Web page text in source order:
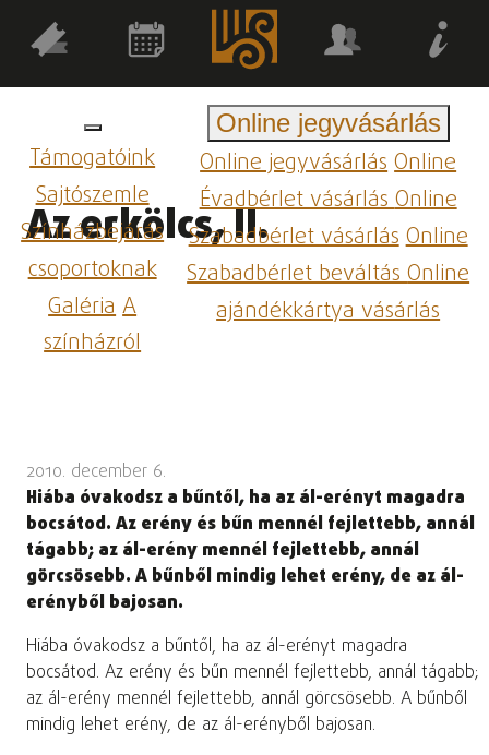
Támogatóink
Sajtószemle
Színházbejárás
csoportoknak
GalériaA
színházról
Online jegyvásárlás
Online jegyvásárlásOnline
Évadbérlet vásárlásOnline
Szabadbérlet vásárlásOnline
Szabadbérlet beváltásOnline
ajándékkártya vásárlás
Az erkölcs, II.
2010. december 6.
Hiába óvakodsz a bűntől, ha az ál-erényt magadra
bocsátod. Az erény és bűn mennél fejlettebb, annál
tágabb; az ál-erény mennél fejlettebb, annál
görcsösebb. A bűnből mindig lehet erény, de az ál-
erényből bajosan.
Hiába óvakodsz a bűntől, ha az ál-erényt magadra
bocsátod. Az erény és bűn mennél fejlettebb, annál tágabb;
az ál-erény mennél fejlettebb, annál görcsösebb. A bűnből
mindig lehet erény, de az ál-erényből bajosan.